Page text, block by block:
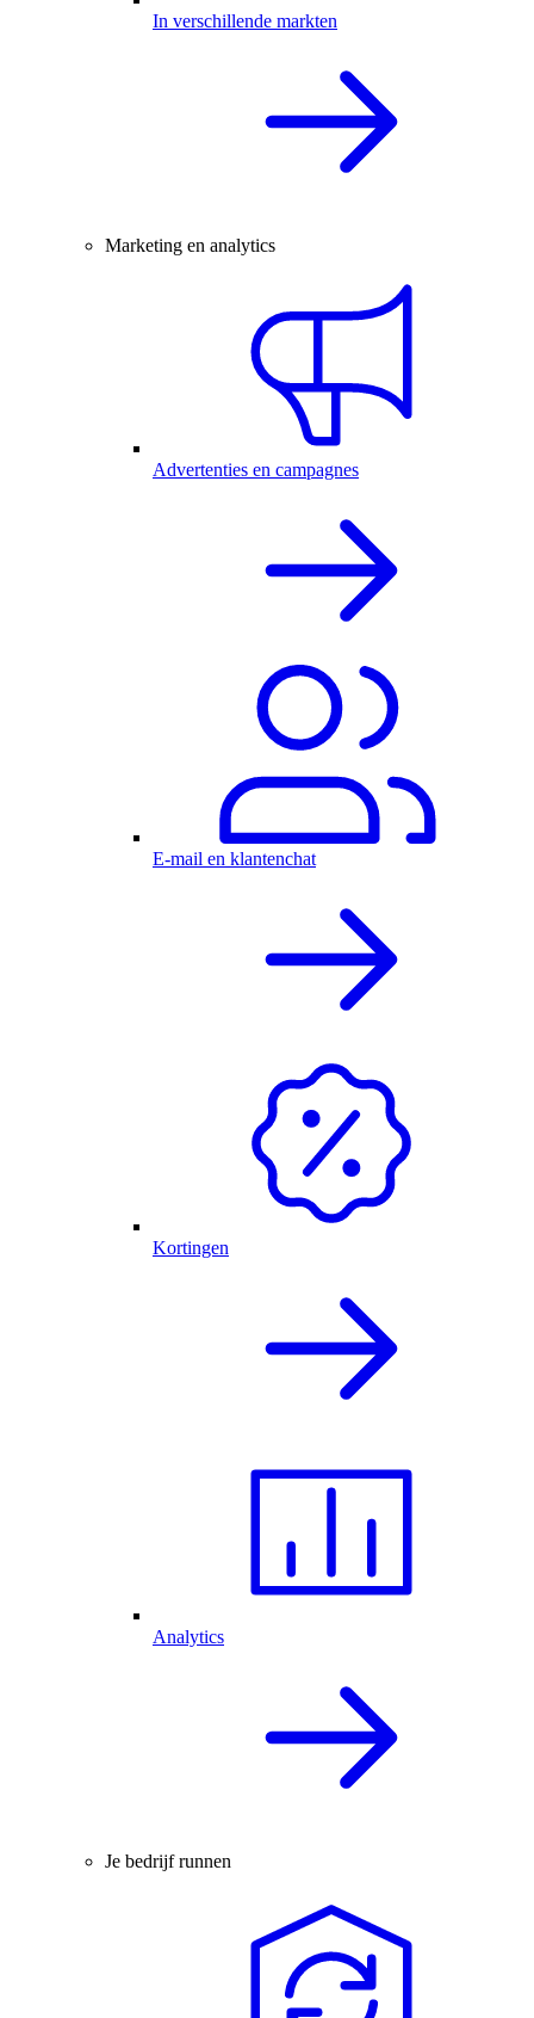
In verschillende markten
Marketing en analytics
Advertenties en campagnes
E-mail en klantenchat
Kortingen
Analytics
Je bedrijf runnen